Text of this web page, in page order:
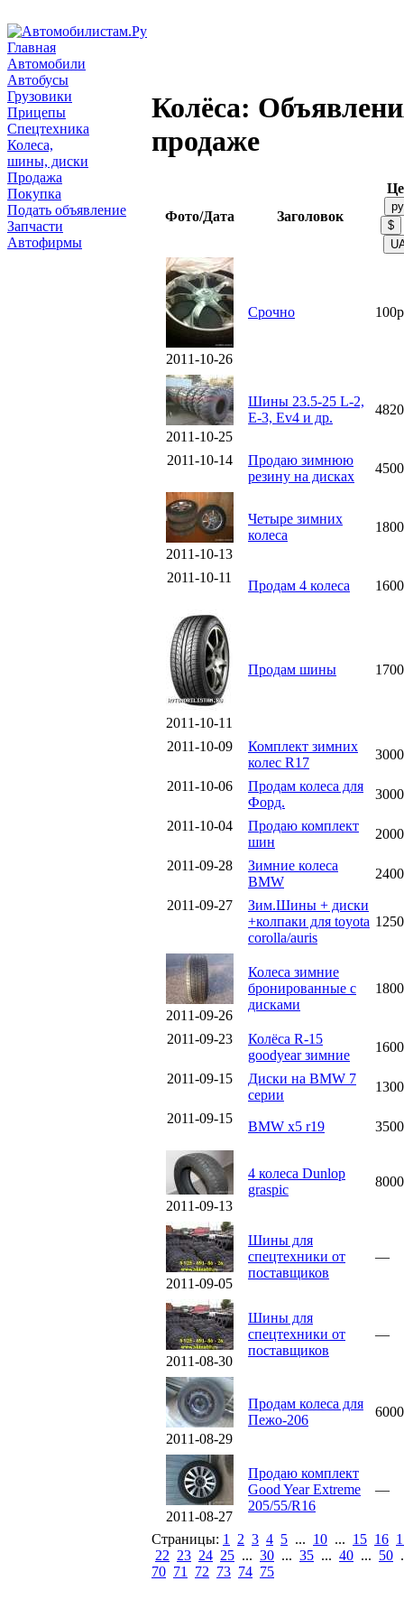
Главная
Автомобили
Автобусы
Грузовики
Прицепы
Спецтехника
Колеса,
шины, диски
Продажа
Покупка
Подать объявление
Запчасти
Автофирмы
Колёса:
продаже
Фото/Дата Заголовок
2011-10-26
Срочно 100р
2011-10-25
Шины 23.5-25 L-2,
E-3, Ev4 и др.
2011-10-14
Продаю зимнюю
резину на дисках
2011-10-13
Четыре зимних
колеса
2011-10-11
Продам 4 колеса
2011-10-11
Продам шины
2011-10-09
Комплект зимних
колес R17
2011-10-06
Продам колеса для
Форд.
2011-10-04
Продаю комплект
шин
2011-09-28
Зимние колеса
BMW
2011-09-27
Зим.Шины + диски
+колпаки для toyota
corolla/auris
2011-09-26
Колеса зимние
бронированные с
дисками
2011-09-23
Колёса R-15
goodyear зимние
2011-09-15
Диски на BMW 7
серии
2011-09-15
BMW x5 r19
2011-09-13
4 колеса Dunlop
graspic
2011-09-05
Шины для
спецтехники от
поставщиков
—
2011-08-30
Шины для
спецтехники от
поставщиков
—
2011-08-29
Продам колеса для
Пежо-206
2011-08-27
Продаю комплект
Good Year Extreme
205/55/R16
—
Страницы: 1 2 3 4 5 ... 10 ... 15 16
22 23 24 25 ... 30 ... 35 ... 40 ... 50
70 71 72 73 74 75